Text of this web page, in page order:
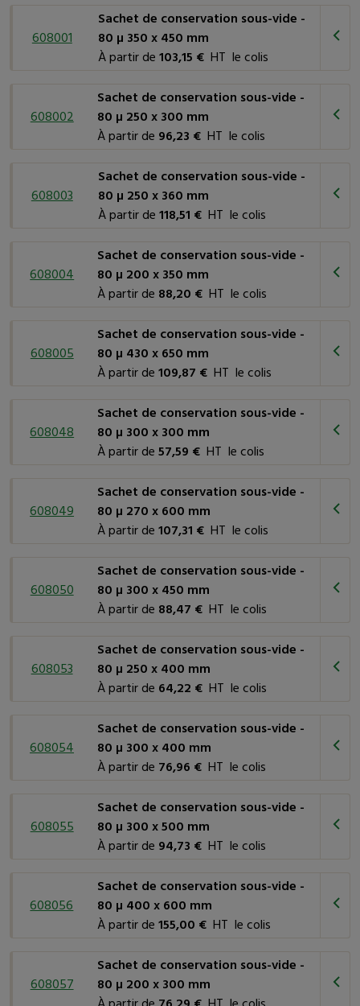
permet de gagner du temps en cuisine tout en garantissant la
fraîcheur des repas.
Industrie pharmaceutique: Les sachets de conservation
pharmaceutique pour emballer et protéger des médicaments
et des produits médicaux sensibles à l'humidité et à l'oxygène.
Industrie cosmétique : Ils peuvent être employés pour
et masques, assurant ainsi leur préservation et leur qualité.
Industrie de l'hôtellerie: Les hôtels utilisent ces sachets
pour emballer des articles de toilette, du linge de lit et
Comment choisir le sachet adapté à vos besoins ?
adapté à vos besoins, notez que les dimensions indiquées
dans le tableau sont des dimensions extérieures. La largeur
disponible du sac correspond à sa largeur intérieure. Pour
indiquées dans le tableau. Cela vous permettra de
sélectionner le sachet parfaitement adapté à vos produits.
garantir une conservation optimale de vos produits. Avec une
qualité de fabrication exceptionnelle et une résistance à toute
épreuve, ces sachets sont un choix sûr pour votre entreprise.
sachets de conservation sous-vide laplaque carton finition
doréeou laplaque carton bicolorepour sachet de
conservation sous-vide. Leur design soigné assure une
attrayante pour vos clients.
608001
Sachet de conservation sous-vide -
80 µ 350 x 450 mm
À partir de103,15 €HT le colis
608002
Sachet de conservation sous-vide -
80 µ 250 x 300 mm
À partir de 96,23 € HT le colis
608003
Sachet de conservation sous-vide -
80 µ 250 x 360 mm
À partir de118,51 €HT le colis
608004
Sachet de conservation sous-vide -
80 µ 200 x 350 mm
À partir de 88,20 € HT le colis
608005
Sachet de conservation sous-vide -
80 µ 430 x 650 mm
À partir de109,87 € HT le colis
608048
Sachet de conservation sous-vide -
80 µ 300 x 300 mm
À partir de57,59 € HT le colis
608049
Sachet de conservation sous-vide -
80 µ 270 x 600 mm
À partir de107,31 € HT le colis
608050
Sachet de conservation sous-vide -
80 µ 300 x 450 mm
À partir de 88,47 € HT le colis
608053
Sachet de conservation sous-vide -
80 µ 250 x 400 mm
À partir de 64,22 € HT le colis
608054
Sachet de conservation sous-vide -
80 µ 300 x 400 mm
À partir de 76,96 €HT le colis
608055
Sachet de conservation sous-vide -
80 µ 300 x 500 mm
À partir de 94,73 € HT le colis
608056
Sachet de conservation sous-vide -
80 µ 400 x 600 mm
À partir de155,00 €HT le colis
608057
Sachet de conservation sous-vide -
80 µ 200 x 300 mm